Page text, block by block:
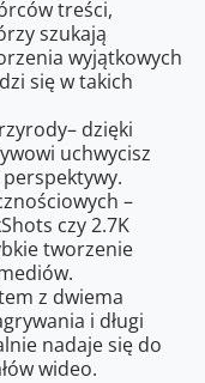
treści,
szukają
wyjątkowych
się w takich
dzięki
uchwycisz
–
czy 2.7K
tworzenie
z dwiema
i długi
nadaje się do
wideo.